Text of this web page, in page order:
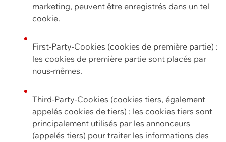
marketing, peuvent être enregistrés dans un tel
cookie.
First-Party-Cookies (cookies de première partie) :
les cookies de première partie sont placés par
nous-mêmes.
Third-Party-Cookies (cookies tiers, également
appelés cookies de tiers) : les cookies tiers sont
principalement utilisés par les annonceurs
(appelés tiers) pour traiter les informations des